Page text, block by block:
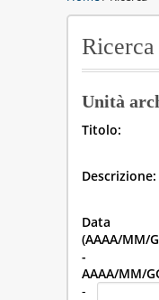
Ricerca
Unità
Titolo:
Descrizione:
Data
(AAAA/MM/
-
AAAA/MM/
-